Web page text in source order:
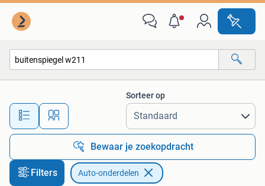
Alle afstanden…
Sorteer op
Bewaar je zoekopdracht
Filters Auto-onderdelen